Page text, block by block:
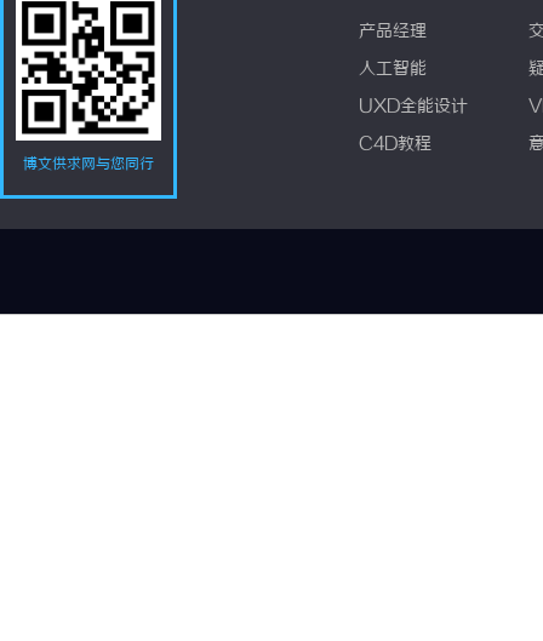
博文供求网与您同行
产品经理
人工智能
UXD全能设计
C4D教程